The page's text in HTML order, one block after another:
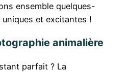
ensemble quelques-
et excitantes !
animalière
parfait ? La